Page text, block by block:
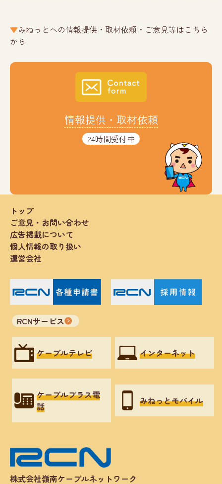
みねっとへの情報提供・取材依頼・ご意見等はこちら
から
情報提供・取材依頼
24時間受付中
株式会社嶺南ケーブルネットワーク
トップ
ご意見・お問い合わせ
広告掲載について
個人情報の取り扱い
運営会社
RCNサービス
ケーブルテレビ インターネット
ケーブルプラス電
話
みねっとモバイル